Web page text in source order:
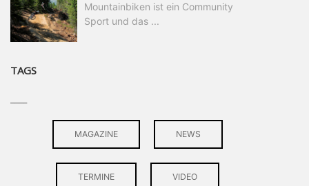
Mountainbiken ist ein Community
Sport und das ...
TAGS
MAGAZINE NEWS
TERMINE VIDEO